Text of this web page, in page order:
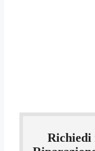
Richiedi